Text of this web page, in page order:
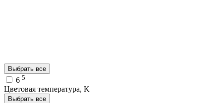
Выбрать все
6 5
Цветовая температура, K
Выбрать все